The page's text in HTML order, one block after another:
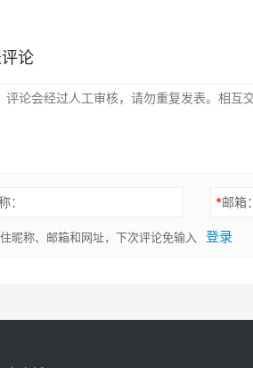
论
： *邮箱：
昵称、邮箱和网址，下次评论免输入 登录